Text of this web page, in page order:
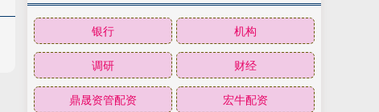
银行 机构
调研 财经
鼎晟资管配资 宏牛配资